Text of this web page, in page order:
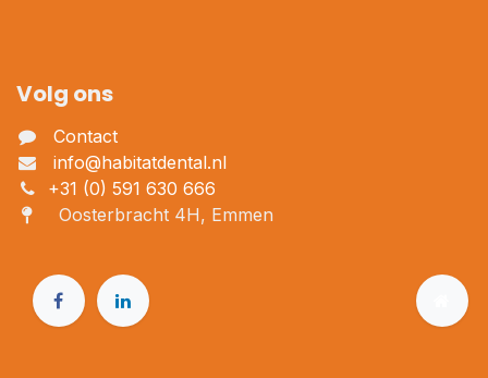
Volg ons
Contact
info@habitatdental.nl
+31 (0) 591 630 666
Oosterbracht 4H, Emmen